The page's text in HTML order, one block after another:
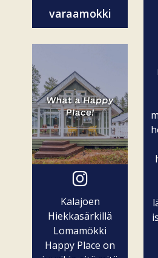
varaamokki
Kalajoen
Hiekkasärkillä
Lomamökki
Happy Place on